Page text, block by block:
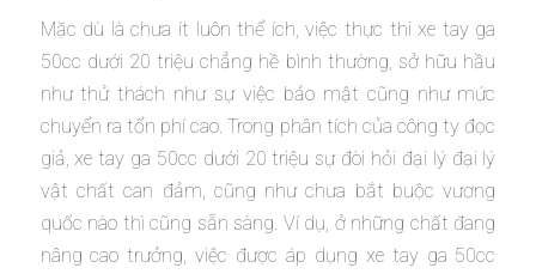
Mặc dù là chưa ít luôn thể ích, việc thực thi xe tay ga
50cc dưới 20 triệu chẳng hề bình thường, sở hữu hầu
như thử thách như sự việc bảo mật cũng như mức
chuyển ra tổn phí cao. Trong phân tích của công ty đọc
giả, xe tay ga 50cc dưới 20 triệu sự đòi hỏi đại lý đại lý
vật chất can đảm, cũng như chưa bắt buộc vương
quốc nào thì cũng sẵn sàng. Ví dụ, ở những chất đang
nâng cao trưởng, việc được áp dụng xe tay ga 50cc